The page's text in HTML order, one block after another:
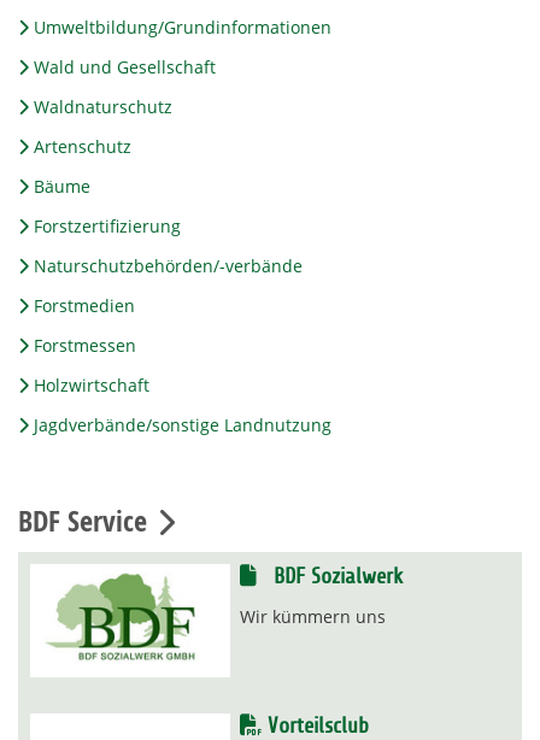
Umweltbildung/Grundinformationen
Wald und Gesellschaft
Waldnaturschutz
Artenschutz
Bäume
Forstzertifizierung
Naturschutzbehörden/-verbände
Forstmedien
Forstmessen
Holzwirtschaft
Jagdverbände/sonstige Landnutzung
BDF Service
BDF Sozialwerk
Wir kümmern uns
Vorteilsclub